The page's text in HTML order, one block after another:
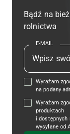
Bądź na
rolnictwa
E-MAIL
Wyrażam
na podany
Wyrażam
produktach
i dostępnych
wysyłane od